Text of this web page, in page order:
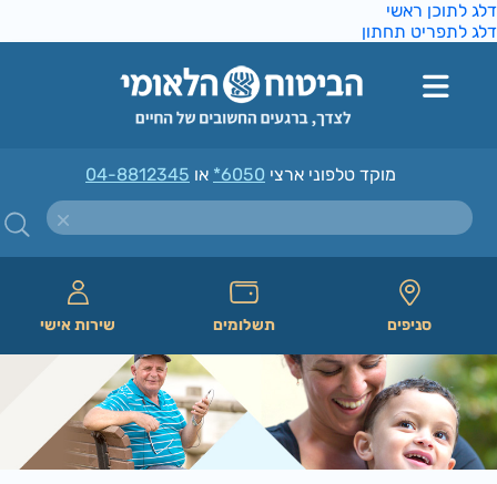
לתוכן ראשי
לתפריט תחתון
מוקד טלפוני ארצי*6050או04-8812345
סניפים תשלומים שירות אישי